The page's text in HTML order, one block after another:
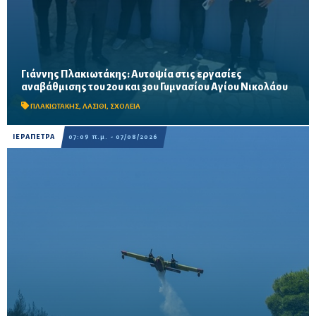
Γιάννης Πλακιωτάκης: Αυτοψία στις εργασίες
αναβάθμισης του 2ου και 3ου Γυμνασίου Αγίου Νικολάου
ΠΛΑΚΙΩΤΑΚΗΣ, ΛΑΣΙΘΙ , ΣΧΟΛΕΙΑ
Οι παρεμβάσεις του προγράμματος «Μαριέττα Γιαννάκου»
αναμένεται να ολοκληρωθούν πριν από τη νέα σχολική χρονιά –
Προβλέπονται ανακαινίσεις αιθουσών, αύλειων και...
ΙΕΡΑΠΕΤΡΑ 07:09 π.μ. - 07/08/2026